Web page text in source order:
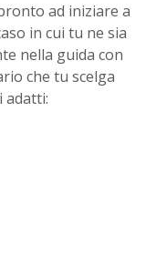
ad iniziare a
in cui tu ne sia
nella guida con
che tu scelga
adatti: